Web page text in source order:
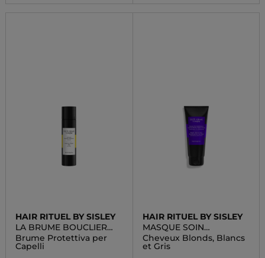
HAIR RITUEL BY SISLEY
LA BRUME BOUCLIER
PROTECTION
Brume Protettiva per
Capelli
HAIR RITUEL BY SISLEY
MASQUE SOIN
SUBLIMATEUR
Cheveux Blonds, Blancs
et Gris